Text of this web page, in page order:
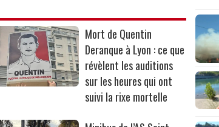
Mort de Quentin
Deranque à Lyon : ce que
révèlent les auditions
sur les heures qui ont
suivi la rixe mortelle